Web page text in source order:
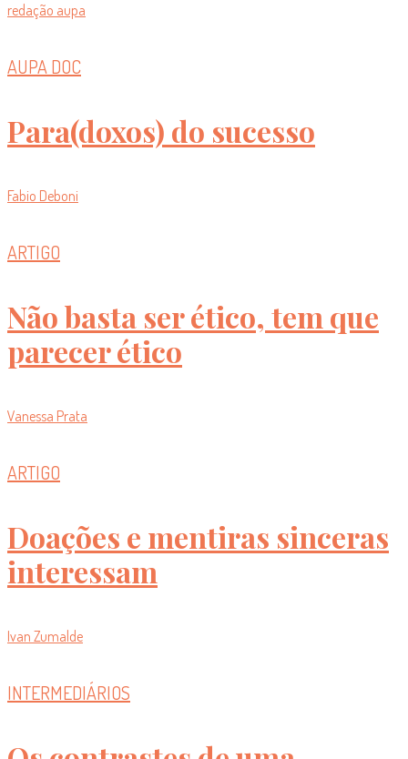
redação aupa
AUPA DOC
Para(doxos) do sucesso
Fabio Deboni
ARTIGO
Não basta ser ético, tem que
parecer ético
Vanessa Prata
ARTIGO
Doações e mentiras sinceras
interessam
Ivan Zumalde
INTERMEDIÁRIOS